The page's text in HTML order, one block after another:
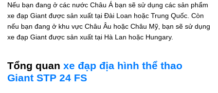
Nếu bạn đang ở các nước Châu Á bạn sẽ sử dụng các sản phẩm
xe đạp Giant được sản xuất tại Đài Loan hoặc Trung Quốc. Còn
nếu bạn đang ở khu vực Châu Âu hoặc Châu Mỹ, bạn sẽ sử dụng
xe đạp Giant được sản xuất tại Hà Lan hoặc Hungary.
Tổng quan xe đạp địa hình thể thao
Giant STP 24 FS